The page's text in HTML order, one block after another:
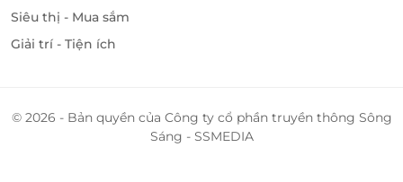
Siêu thị - Mua sắm
Giải trí - Tiện ích
© 2026 - Bản quyền của Công ty cổ phần truyền thông Sông
Sáng - SSMEDIA